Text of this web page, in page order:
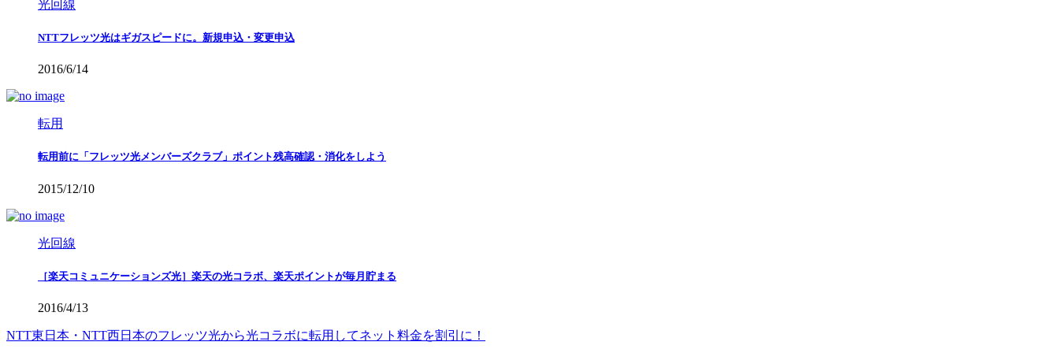
光回線
NTTフレッツ光はギガスピードに。新規申込・変更申込
2016/6/14
転用
転用前に「フレッツ光メンバーズクラブ」ポイント残高確認・消化をしよう
2015/12/10
光回線
［楽天コミュニケーションズ光］楽天の光コラボ、楽天ポイントが毎月貯まる
2016/4/13
NTT東日本・NTT西日本のフレッツ光から光コラボに転用してネット料金を割引に！